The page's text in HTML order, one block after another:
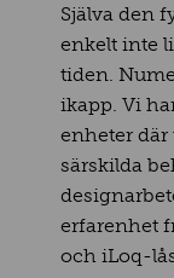
Själva den
enkelt inte
tiden.
ikapp. Vi
enheter
särskilda
erfarenhet
och iLoq-